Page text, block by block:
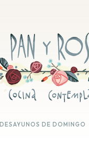
DESAYUNOS DE DOMINGO